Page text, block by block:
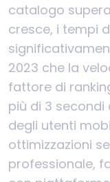
catalogo
cresce, i tempi
2023 che la
fattore di
più di 3 secondi
degli utenti
ottimizzazioni
professionale,